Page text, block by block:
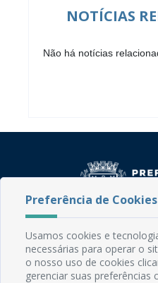
NOTÍCIAS
Não há notícias
Rua do Imperador,
CEP: 58.280-000 -
Fone: (83) 3292-
Email:
Preferência de Cookies
Usamos cookies e
necessárias para operar o
o nosso uso de cookies
gerenciar suas preferências